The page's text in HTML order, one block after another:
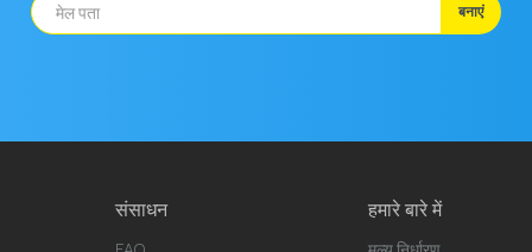
बनाएं
संसाधन हमारे बारे में